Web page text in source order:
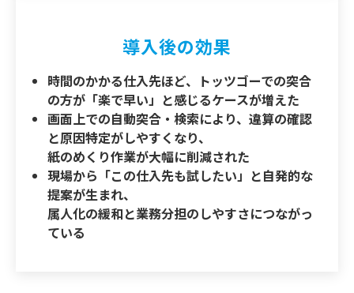
導入後の効果
時間のかかる仕入先ほど、トッツゴーでの突合
の方が「楽で早い」と感じるケースが増えた
画面上での自動突合・検索により、違算の確認
と原因特定がしやすくなり、
紙のめくり作業が大幅に削減された
現場から「この仕入先も試したい」と自発的な
提案が生まれ、
属人化の緩和と業務分担のしやすさにつながっ
ている